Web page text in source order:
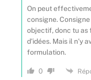
On peut
consigne.
objectif, donc tu as
d’idées. Mais il n’y
formulation.
0